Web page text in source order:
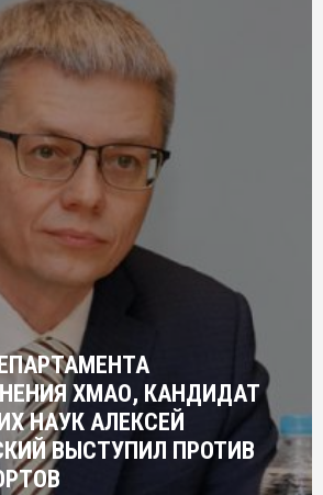
ХМАО, КАНДИДАТ
НАУК АЛЕКСЕЙ
ВЫСТУПИЛ ПРОТИВ